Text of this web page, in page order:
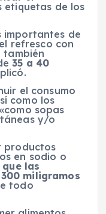
etiquetas de los
importantes de
refresco con
también
35 a 40
el consumo
como los
sopas
y/o
productos
en sodio o
las
miligramos
todo